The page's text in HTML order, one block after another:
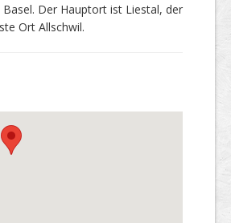
Der Hauptort ist Liestal, der
Ort Allschwil.